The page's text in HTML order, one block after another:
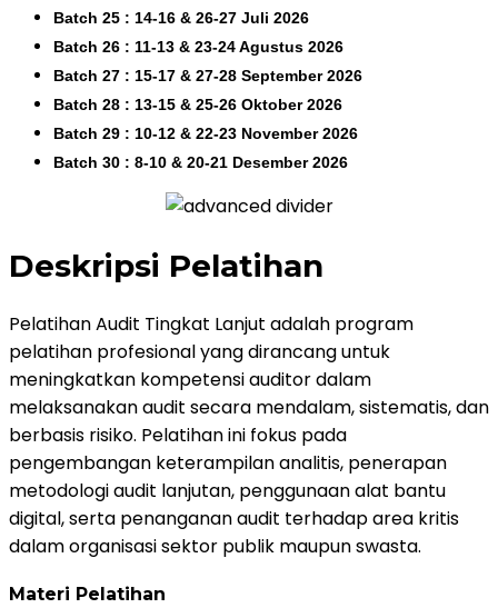
Batch 25 : 14-16 & 26-27 Juli 2026
Batch 26 : 11-13 & 23-24 Agustus 2026
Batch 27 : 15-17 & 27-28 September 2026
Batch 28 : 13-15 & 25-26 Oktober 2026
Batch 29 : 10-12 & 22-23 November 2026
Batch 30 : 8-10 & 20-21 Desember 2026
Deskripsi Pelatihan
Pelatihan Audit Tingkat Lanjut adalah program
pelatihan profesional yang dirancang untuk
meningkatkan kompetensi auditor dalam
melaksanakan audit secara mendalam, sistematis, dan
berbasis risiko. Pelatihan ini fokus pada
pengembangan keterampilan analitis, penerapan
metodologi audit lanjutan, penggunaan alat bantu
digital, serta penanganan audit terhadap area kritis
dalam organisasi sektor publik maupun swasta.
Materi Pelatihan